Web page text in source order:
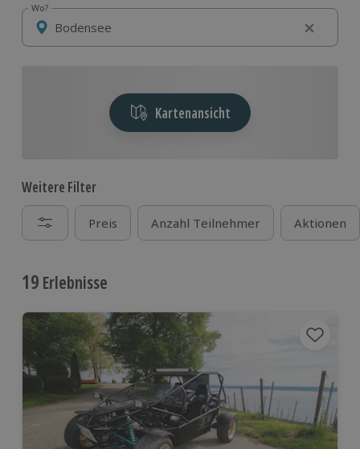
hier findest du unsere besten Quad Touren am
Bodensee.
Wo?
Wo?
Kartenansicht
Weitere Filter
Preis Anzahl Teilnehmer Aktionen
19 Erlebnisse